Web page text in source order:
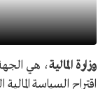
وزارة المالية، هي
اقتراح السياسة